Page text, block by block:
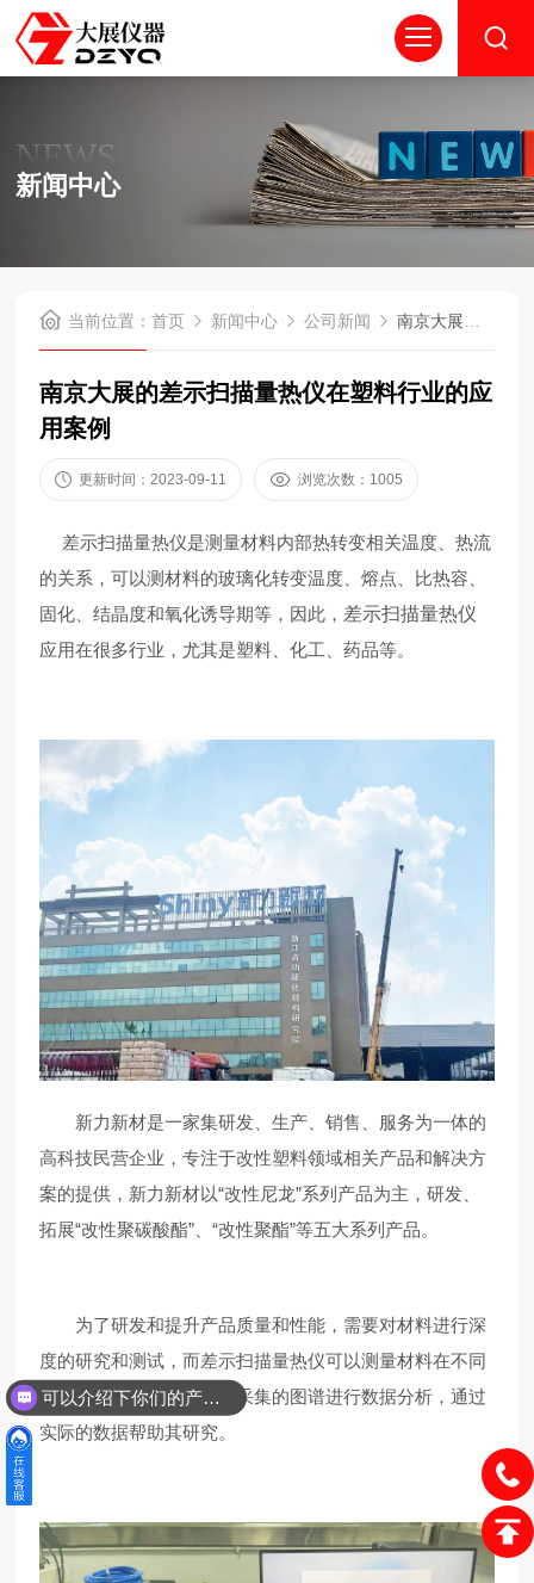
NEWS
新闻中心
当前位置：首页 新闻中心 公司新闻 南京大展的差示扫描量热仪在塑料行业的应用案例
南京大展的差示扫描量热仪在塑料行业的应
用案例
更新时间：2023-09-11 浏览次数：1005
差示扫描量热仪是测量材料内部热转变相关温度、热流
的关系，可以测材料的玻璃化转变温度、熔点、比热容、
固化、结晶度和氧化诱导期等，因此， 差示扫描量热仪
应用在很多行业，尤其是塑料、化工、药品等。
新力新材是一家集研发、生产、销售、服务为一体的
高科技民营企业，专注于改性塑料领域相关产品和解决方
案的提供，新力新材以“改性尼龙”系列产品为主，研发、
拓展“改性聚碳酸酯”、“改性聚酯”等五大系列产品。
为了研发和提升产品质量和性能，需要对材料进行深
度的研究和测试，而差示扫描量热仪可以测量材料在不同
温度下的变化，通过实时采集的图谱进行数据分析，通过
实际的数据帮助其研究。
可以介绍下你们的产品么？